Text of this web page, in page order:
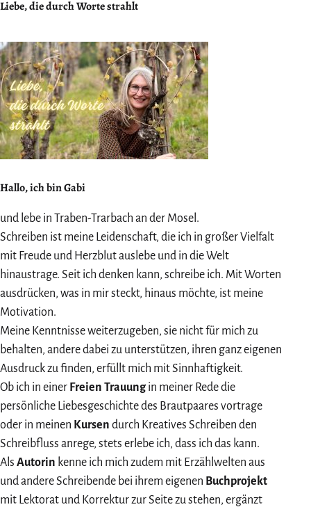
Liebe, die durch Worte strahlt
Hallo, ich bin Gabi
und lebe in Traben-Trarbach an der Mosel.
Schreiben ist meine Leidenschaft, die ich in großer Vielfalt
mit Freude und Herzblut auslebe und in die Welt
hinaustrage. Seit ich denken kann, schreibe ich. Mit Worten
ausdrücken, was in mir steckt, hinaus möchte, ist meine
Motivation.
Meine Kenntnisse weiterzugeben, sie nicht für mich zu
behalten, andere dabei zu unterstützen, ihren ganz eigenen
Ausdruck zu finden, erfüllt mich mit Sinnhaftigkeit.
Ob ich in einer Freien Trauungin meiner Rede die
persönliche Liebesgeschichte des Brautpaares vortrage
oder in meinen Kursen durch Kreatives Schreiben den
Schreibfluss anrege, stets erlebe ich, dass ich das kann.
Als Autorin kenne ich mich zudem mit Erzählwelten aus
und andere Schreibende bei ihrem eigenen Buchprojekt
mit Lektorat und Korrektur zur Seite zu stehen, ergänzt